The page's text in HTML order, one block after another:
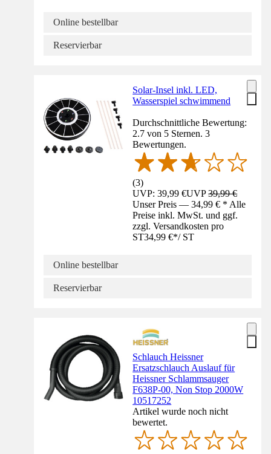
Online bestellbar
Reservierbar
Solar-Insel inkl. LED,
Wasserspiel schwimmend
Durchschnittliche Bewertung:
2.7 von 5 Sternen. 3
Bewertungen.
(3)
UVP: 39,99 €UVP39,99 €
Unser Preis — 34,99 € * Alle
Preise inkl. MwSt. und ggf.
zzgl. Versandkosten pro
ST34,99 €*/ ST
Online bestellbar
Reservierbar
Schlauch Heissner
Ersatzschlauch Auslauf für
Heissner Schlammsauger
F638P-00, Non Stop 2000W
10517252
Artikel wurde noch nicht
bewertet.